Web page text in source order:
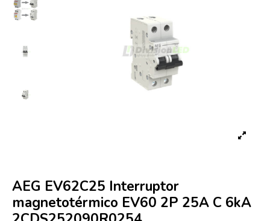
AEG EV62C25 Interruptor
magnetotérmico EV60 2P 25A C 6kA